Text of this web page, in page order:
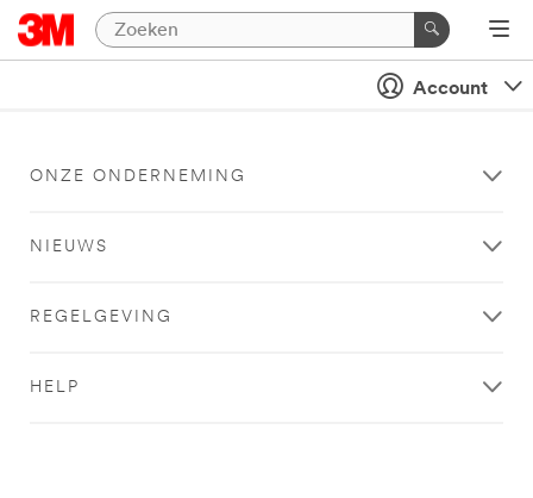
Account
ONZE ONDERNEMING
NIEUWS
REGELGEVING
HELP